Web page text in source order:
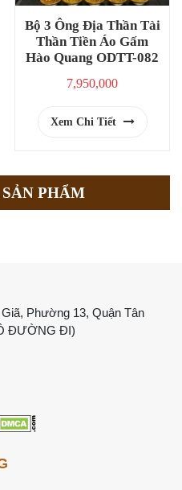
Bộ 3 Ông Địa Thần Tài
Thần Tiền Áo Gấm
Hào Quang ODTT-082
7,950,000
Xem Chi Tiết
PHẨM
Phường 13, Quận Tân
ĐƯỜNG ĐI)